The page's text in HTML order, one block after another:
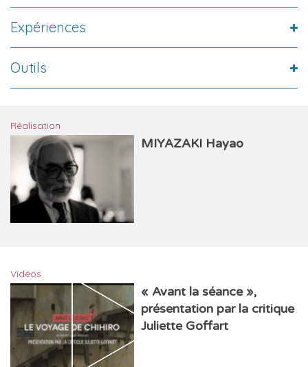
Expériences
Outils
Réalisation
MIYAZAKI Hayao
Vidéos
« Avant la séance »,
présentation par la critique
Juliette Goffart